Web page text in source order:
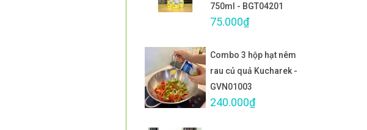
750ml - BGT04201
75.000₫
Combo 3 hộp hạt nêm
rau củ quả Kucharek -
GVN01003
240.000₫